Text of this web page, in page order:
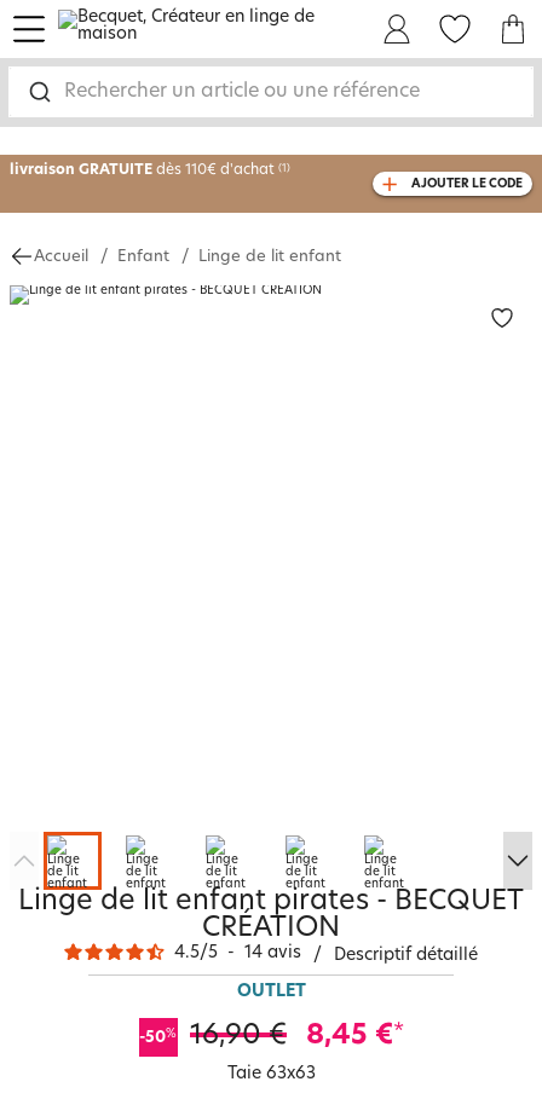
Rechercher un article ou une référence
menu
achetés
AJOUTER LE CODE
Accueil Enfant Linge de lit enfant
Linge de lit enfant pirates - BECQUET
CRÉATION
4.5/5 - 14 avis / Descriptif détaillé
OUTLET
-50% 16,90 € 8,45 €*
Taie 63x63